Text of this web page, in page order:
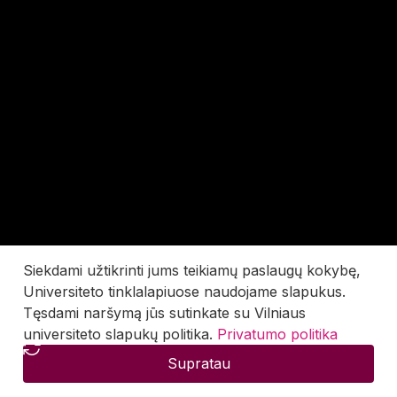
Siekdami užtikrinti jums teikiamų paslaugų kokybę,
Universiteto tinklalapiuose naudojame slapukus.
Tęsdami naršymą jūs sutinkate su Vilniaus
universiteto slapukų politika. Privatumo politika
Supratau